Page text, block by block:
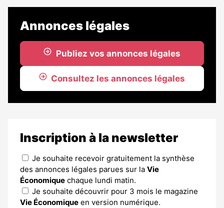
Annonces légales
Publiez vos annonces légales
Consultez les annonces légales
Inscription à la newsletter
Je souhaite recevoir gratuitement la synthèse
des annonces légales parues sur la Vie
Économique chaque lundi matin.
Je souhaite découvrir pour 3 mois le magazine
Vie Économique en version numérique.